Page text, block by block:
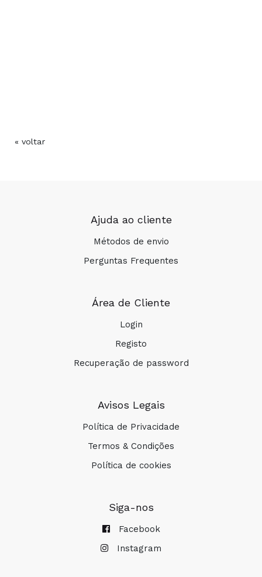
« voltar
Ajuda ao cliente
Métodos de envio
Perguntas Frequentes
Área de Cliente
Login
Registo
Recuperação de password
Avisos Legais
Política de Privacidade
Termos & Condições
Política de cookies
Siga-nos
Facebook
Instagram